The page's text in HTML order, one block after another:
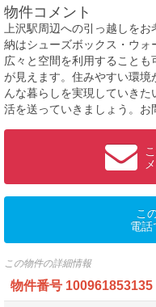
物件コメント
上沢駅周辺への引っ越しを
納はシューズボックス・ウォ
広々と空間を利用すること
が見えます。住みやすい環
んな暮らしを実現していき
活を送っていきましょう。お
こ
電話
この物件の詳細情報
物件番号 100961853135